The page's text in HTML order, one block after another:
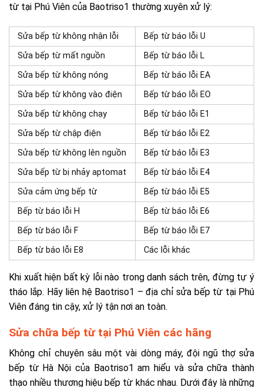
từ tại Phú Viên của Baotriso1 thường xuyên xử lý:
Sửa bếp từ không nhận lỗi
Bếp từ báo lỗi U
Sửa bếp từ mất nguồn
Bếp từ báo lỗi L
Sửa bếp từ không nóng
Bếp từ báo lỗi EA
Sửa bếp từ không vào điện
Bếp từ báo lỗi EO
Sửa bếp từ không chạy
Bếp từ báo lỗi E1
Sửa bếp từ chập điện
Bếp từ báo lỗi E2
Sửa bếp từ không lên nguồn
Bếp từ báo lỗi E3
Sửa bếp từ bị nhảy aptomat
Bếp từ báo lỗi E4
Sửa cảm ứng bếp từ
Bếp từ báo lỗi E5
Bếp từ báo lỗi H
Bếp từ báo lỗi E6
Bếp từ báo lỗi F
Bếp từ báo lỗi E7
Bếp từ báo lỗi E8
Các lỗi khác
Khi xuất hiện bất kỳ lỗi nào trong danh sách trên, đừng tự ý
tháo lắp. Hãy liên hệ Baotriso1 – địa chỉ sửa bếp từ tại Phú
Viên đáng tin cậy, xử lý tận nơi an toàn.
Sửa chữa bếp từ tại Phú Viên các hãng
Không chỉ chuyên sâu một vài dòng máy, đội ngũ thợ sửa
bếp từ Hà Nội của Baotriso1 am hiểu và sửa chữa thành
thạo nhiều thương hiệu bếp từ khác nhau. Dưới đây là những